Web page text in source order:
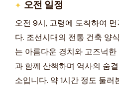
오전 일정
오전 9시, 고령에 도착하여 먼
다. 조선시대의 전통 건축 양
는 아름다운 경치와 고즈넉
과 함께 산책하며 역사의 숨
소입니다. 약 1시간 정도 둘러